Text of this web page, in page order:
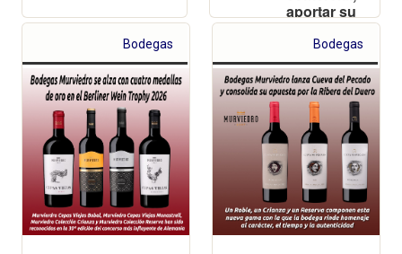
aportar su
visión
estratégica e
impulsar el
posicionamiento
nacional e
internacional de
la marca
Bodegas Bodegas